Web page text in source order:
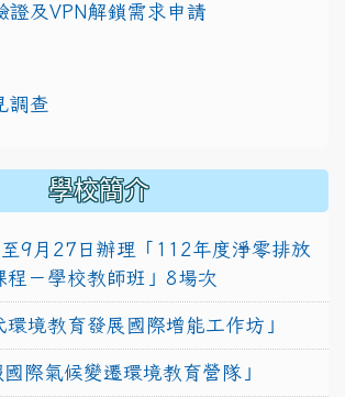
證及VPN解鎖需求申請
調查
學校簡介
9月27日辦理「112年度淨零排放
程－學校教師班」8場次
境教育發展國際增能工作坊」
際氣候變遷環境教育營隊」